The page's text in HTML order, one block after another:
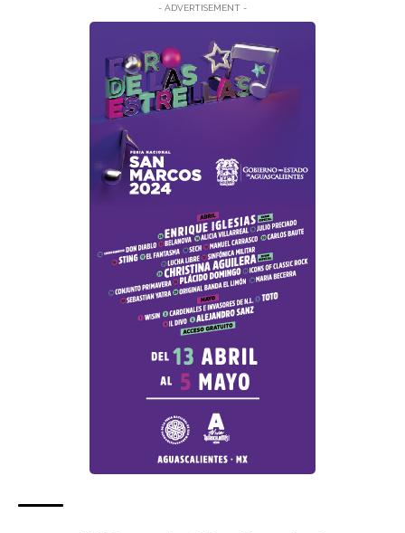
- ADVERTISEMENT -